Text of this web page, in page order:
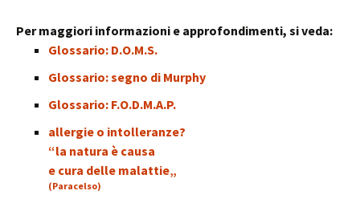
Per maggiori informazioni e approfondimenti, si veda:
Glossario: D.O.M.S.
Glossario: segno di Murphy
Glossario: F.O.D.M.A.P.
allergie o intolleranze?
“la natura è causa
e cura delle malattie„
(Paracelso)